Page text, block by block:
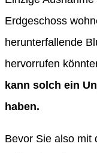
Erdgeschoss
herunterfallende
hervorrufen
kann solch ein
haben.
Bevor Sie also mit